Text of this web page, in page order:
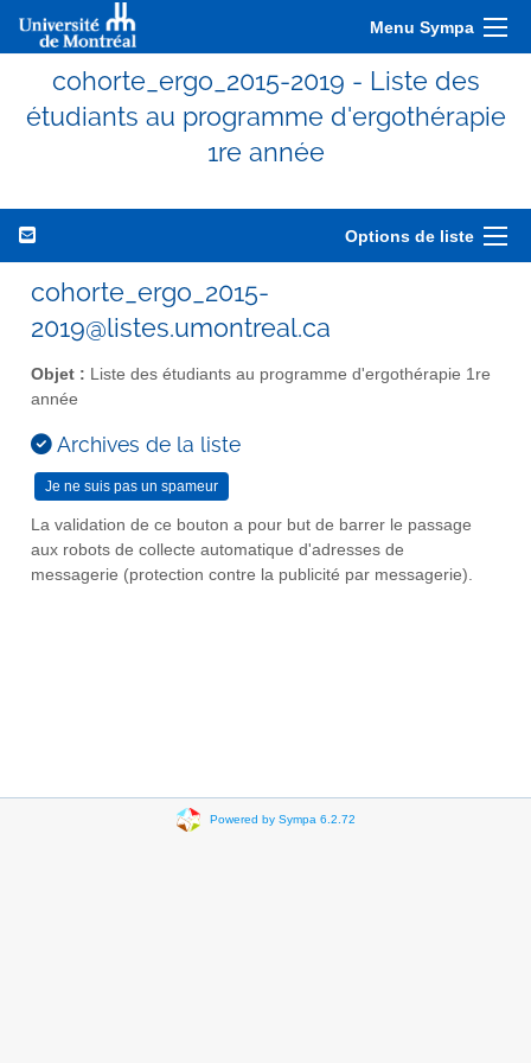
Menu Sympa
cohorte_ergo_2015-2019 - Liste des
étudiants au programme d'ergothérapie
1re année
Options de liste
cohorte_ergo_2015-
2019@listes.umontreal.ca
Objet : Liste des étudiants au programme d'ergothérapie 1re
année
Archives de la liste
La validation de ce bouton a pour but de barrer le passage
aux robots de collecte automatique d'adresses de
messagerie (protection contre la publicité par messagerie).
Powered by Sympa 6.2.72